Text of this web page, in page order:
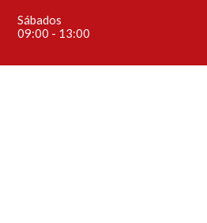
Sábados
09:00 - 13:00